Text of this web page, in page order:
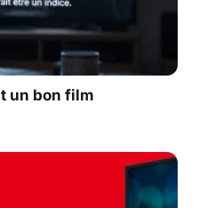
un bon film